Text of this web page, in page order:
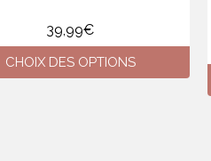
39,99€
CHOIX DES OPTIONS